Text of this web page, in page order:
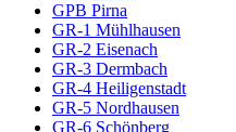
GPB Pirna
GR-1 Mühlhausen
GR-2 Eisenach
GR-3 Dermbach
GR-4 Heiligenstadt
GR-5 Nordhausen
GR-6 Schönberg